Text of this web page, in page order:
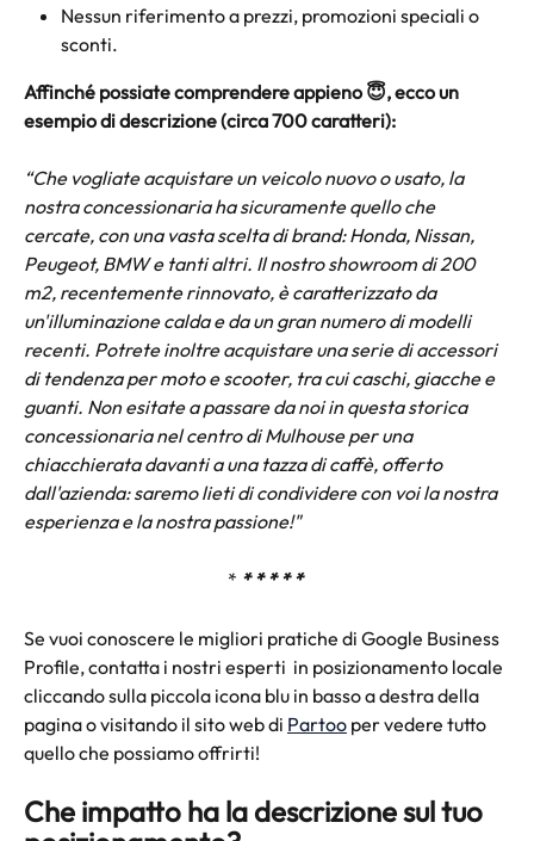
Nessun riferimento a prezzi, promozioni speciali o
sconti.
Affinché possiate comprendere appieno 😇, ecco un
esempio di descrizione (circa 700 caratteri):
“Che vogliate acquistare un veicolo nuovo o usato, la
nostra concessionaria ha sicuramente quello che
cercate, con una vasta scelta di brand: Honda, Nissan,
Peugeot, BMW e tanti altri. Il nostro showroom di 200
m2, recentemente rinnovato, è caratterizzato da
un'illuminazione calda e da un gran numero di modelli
recenti. Potrete inoltre acquistare una serie di accessori
di tendenza per moto e scooter, tra cui caschi, giacche e
guanti. Non esitate a passare da noi in questa storica
concessionaria nel centro di Mulhouse per una
chiacchierata davanti a una tazza di caffè, offerto
dall'azienda: saremo lieti di condividere con voi la nostra
esperienza e la nostra passione!"
* * * * * *
Se vuoi conoscere le migliori pratiche di Google Business
Profile, contatta i nostri esperti  in posizionamento locale
cliccando sulla piccola icona blu in basso a destra della
pagina o visitando il sito web di Partoo per vedere tutto
quello che possiamo offrirti!
Che impatto ha la descrizione sul tuo